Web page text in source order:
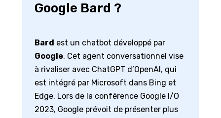
Google Bard ?
Bard est un chatbot développé par
Google. Cet agent conversationnel vise
à rivaliser avec ChatGPT d’OpenAI, qui
est intégré par Microsoft dans Bing et
Edge. Lors de la conférence Google I/O
2023, Google prévoit de présenter plus